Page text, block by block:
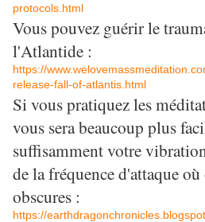
protocols.html
Vous pouvez guérir le
l'Atlantide :
https://
release-fall-of-atlantis.html
Si vous pratiquez les
vous sera beaucoup plus
suffisamment votre
de la fréquence d'attaque
obscures :
https://